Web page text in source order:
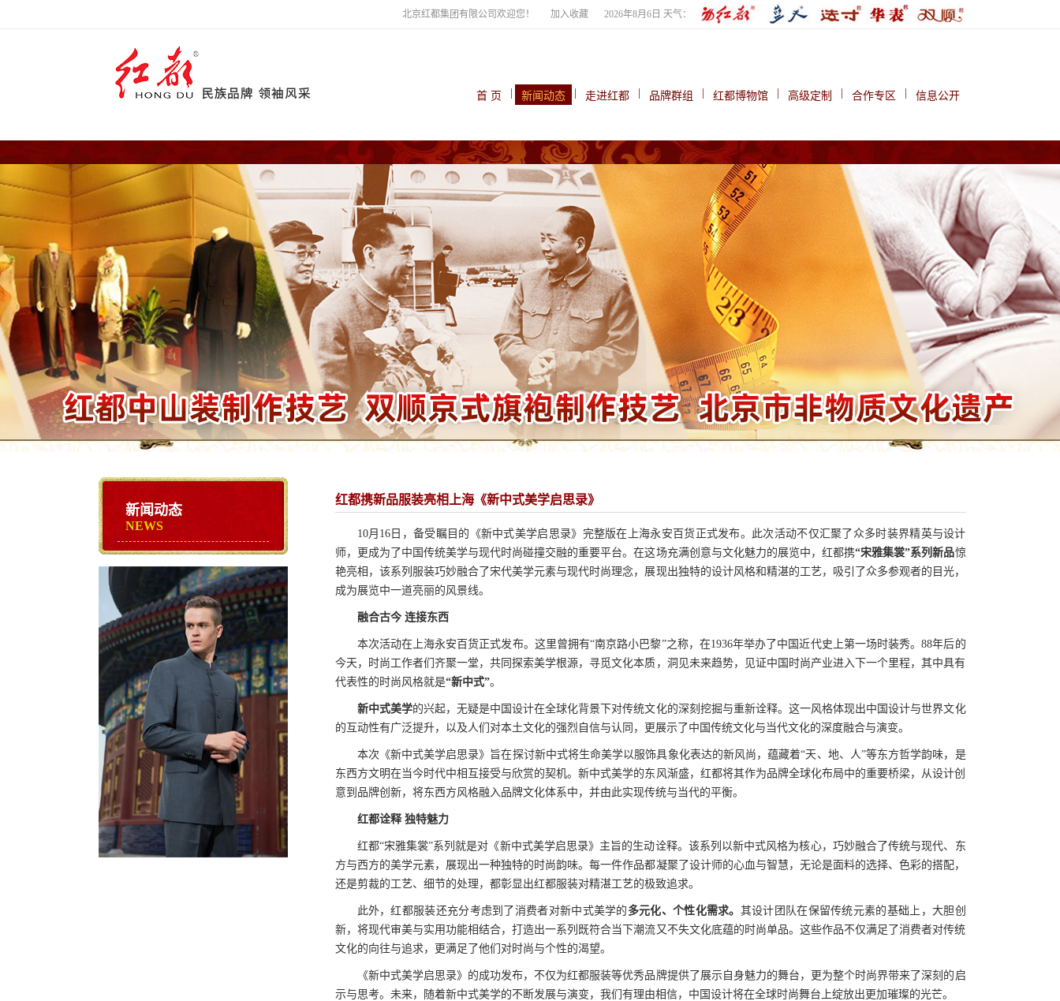
2026年8月6日 天气：
加入收藏
北京红都集团有限公司欢迎您！
信息公开
合作专区
高级定制
红都博物馆
品牌群组
走进红都
新闻动态
首 页
新闻动态
NEWS
红都携新品服装亮相上海《新中式美学启思录》
10月16日，备受瞩目的《新中式美学启思录》完整版在上海永安百货正式发布。此次活动不仅汇聚了众多时装界精英与设计
师，更成为了中国传统美学与现代时尚碰撞交融的重要平台。在这场充满创意与文化魅力的展览中，红都携“宋雅集裳”系列新品惊
艳亮相，该系列服装巧妙融合了宋代美学元素与现代时尚理念，展现出独特的设计风格和精湛的工艺，吸引了众多参观者的目光，
成为展览中一道亮丽的风景线。
融合古今 连接东西
本次活动在上海永安百货正式发布。这里曾拥有“南京路小巴黎”之称，在1936年举办了中国近代史上第一场时装秀。88年后的
今天，时尚工作者们齐聚一堂，共同探索美学根源，寻觅文化本质，洞见未来趋势，见证中国时尚产业进入下一个里程，其中具有
代表性的时尚风格就是“新中式”。
新中式美学的兴起，无疑是中国设计在全球化背景下对传统文化的深刻挖掘与重新诠释。这一风格体现出中国设计与世界文化
的互动性有广泛提升，以及人们对本土文化的强烈自信与认同，更展示了中国传统文化与当代文化的深度融合与演变。
本次《新中式美学启思录》旨在探讨新中式将生命美学以服饰具象化表达的新风尚，蕴藏着“天、地、人”等东方哲学韵味，是
东西方文明在当今时代中相互接受与欣赏的契机。新中式美学的东风渐盛，红都将其作为品牌全球化布局中的重要桥梁，从设计创
意到品牌创新，将东西方风格融入品牌文化体系中，并由此实现传统与当代的平衡。
红都诠释 独特魅力
红都“宋雅集裳”系列就是对《新中式美学启思录》主旨的生动诠释。该系列以新中式风格为核心，巧妙融合了传统与现代、东
方与西方的美学元素，展现出一种独特的时尚韵味。每一件作品都凝聚了设计师的心血与智慧，无论是面料的选择、色彩的搭配，
还是剪裁的工艺、细节的处理，都彰显出红都服装对精湛工艺的极致追求。
此外，红都服装还充分考虑到了消费者对新中式美学的 多元化、个性化需求。 其设计团队在保留传统元素的基础上，大胆创
新，将现代审美与实用功能相结合，打造出一系列既符合当下潮流又不失文化底蕴的时尚单品。这些作品不仅满足了消费者对传统
文化的向往与追求，更满足了他们对时尚与个性的渴望。
《新中式美学启思录》的成功发布，不仅为红都服装等优秀品牌提供了展示自身魅力的舞台，更为整个时尚界带来了深刻的启
示与思考。未来，随着新中式美学的不断发展与演变，我们有理由相信，中国设计将在全球时尚舞台上绽放出更加璀璨的光芒。